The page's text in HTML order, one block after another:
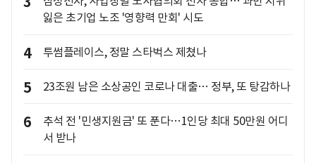
잃은 초기업 노조 '영향력 만회' 시도
4 투썸플레이스, 정말 스타벅스 제쳤나
5 23조원 남은 소상공인 코로나 대출… 정부, 또 탕감하나
6
추석 전 '민생지원금' 또 푼다…1인당 최대 50만원 어디
서 받나